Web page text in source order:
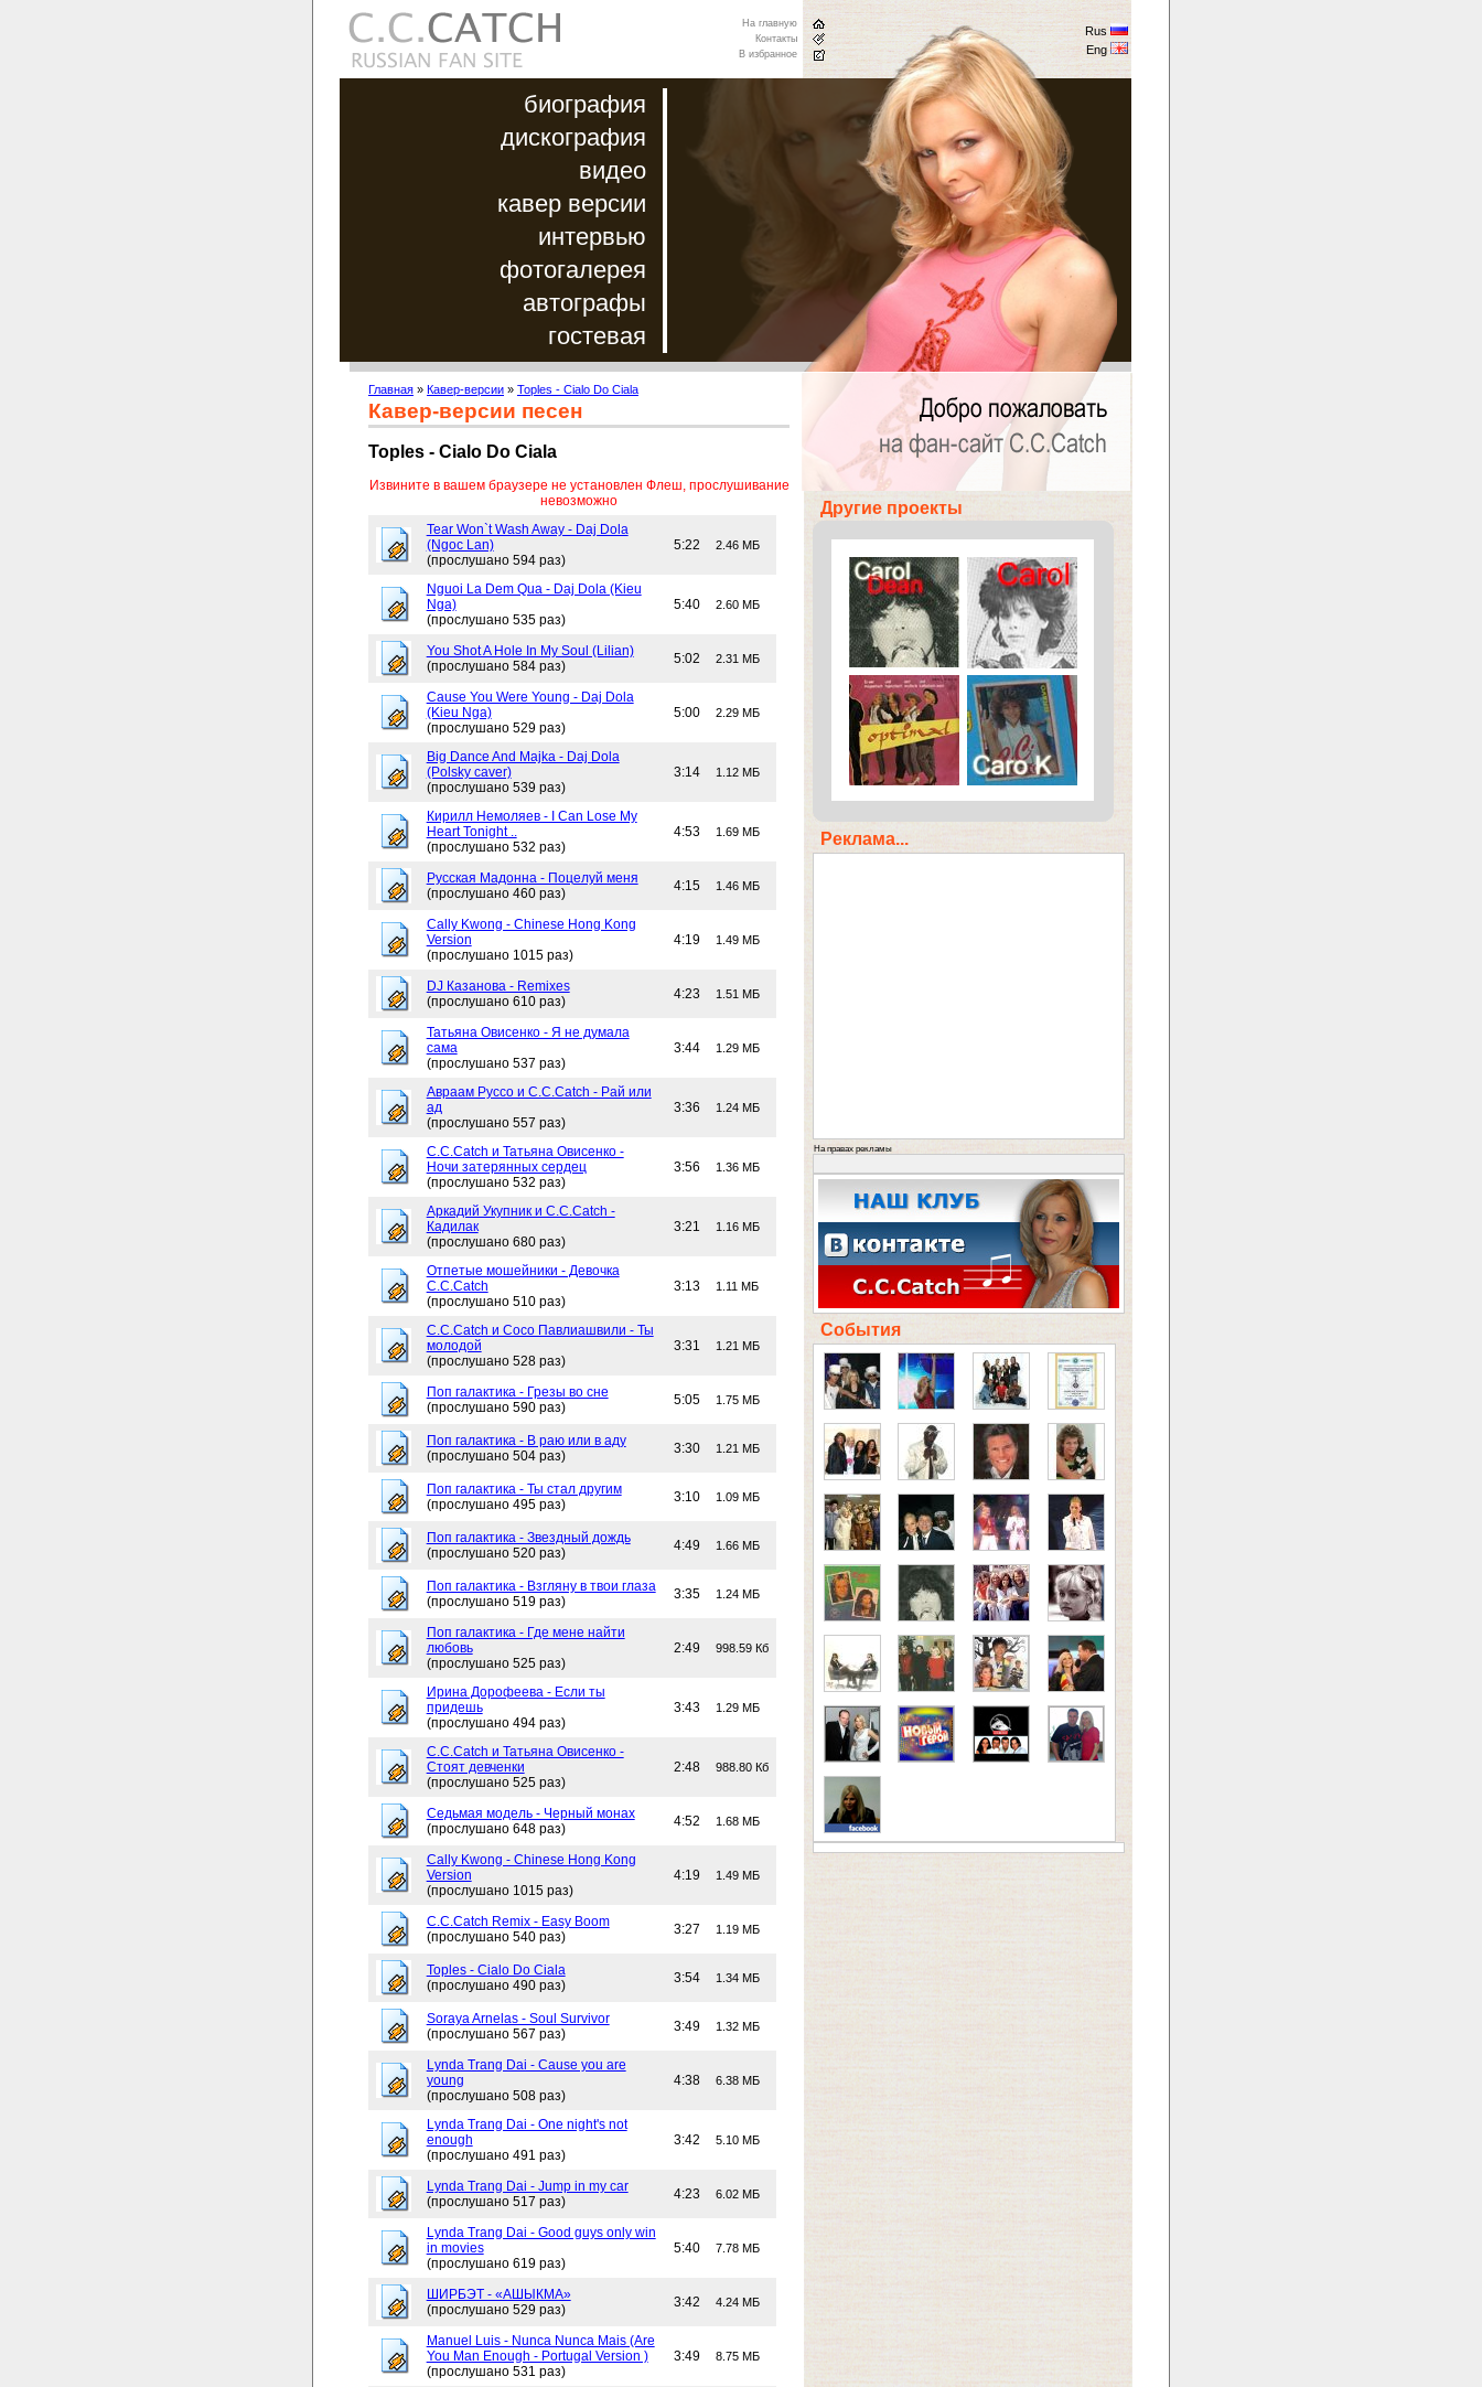
биография
дискография
видео
кавер версии
интервью
фотогалерея
автографы
гостевая
На главную
Контакты
В избранное
Rus
Eng
Главная » Кавер-версии » Toples - Cialo Do Ciala
Кавер-версии песен
Toples - Cialo Do Ciala
Извините в вашем браузере не установлен Флеш, прослушивание
невозможно
Tear Won`t Wash Away - Daj Dola
(Ngoc Lan)
(прослушано 594 раз)
5:22 2.46 МБ
Nguoi La Dem Qua - Daj Dola (Kieu
Nga)
(прослушано 535 раз)
5:40 2.60 МБ
You Shot A Hole In My Soul (Lilian)
(прослушано 584 раз)
5:02 2.31 МБ
Cause You Were Young - Daj Dola
(Kieu Nga)
(прослушано 529 раз)
5:00 2.29 МБ
Big Dance And Majka - Daj Dola
(Polsky caver)
(прослушано 539 раз)
3:14 1.12 МБ
Кирилл Немоляев - I Can Lose My
Heart Tonight ..
(прослушано 532 раз)
4:53 1.69 МБ
Русская Мадонна - Поцелуй меня
(прослушано 460 раз)
4:15 1.46 МБ
Cally Kwong - Chinese Hong Kong
Version
(прослушано 1015 раз)
4:19 1.49 МБ
DJ Казанова - Remixes
(прослушано 610 раз)
4:23 1.51 МБ
Татьяна Овисенко - Я не думала
сама
(прослушано 537 раз)
3:44 1.29 МБ
Авраам Руссо и C.C.Catch - Рай или
ад
(прослушано 557 раз)
3:36 1.24 МБ
C.C.Catch и Татьяна Овисенко -
Ночи затерянных сердец
(прослушано 532 раз)
3:56 1.36 МБ
Аркадий Укупник и C.C.Catch -
Кадилак
(прослушано 680 раз)
3:21 1.16 МБ
Отпетые мошейники - Девочка
C.C.Catch
(прослушано 510 раз)
3:13 1.11 МБ
C.C.Catch и Сосо Павлиашвили - Ты
молодой
(прослушано 528 раз)
3:31 1.21 МБ
Поп галактика - Грезы во сне
(прослушано 590 раз)
5:05 1.75 МБ
Поп галактика - В раю или в аду
(прослушано 504 раз)
3:30 1.21 МБ
Поп галактика - Ты стал другим
(прослушано 495 раз)
3:10 1.09 МБ
Поп галактика - Звездный дождь
(прослушано 520 раз)
4:49 1.66 МБ
Поп галактика - Взгляну в твои глаза
(прослушано 519 раз)
3:35 1.24 МБ
Поп галактика - Где мене найти
любовь
(прослушано 525 раз)
2:49 998.59 Кб
Ирина Дорофеева - Если ты
придешь
(прослушано 494 раз)
3:43 1.29 МБ
C.C.Catch и Татьяна Овисенко -
Стоят девченки
(прослушано 525 раз)
2:48 988.80 Кб
Седьмая модель - Черный монах
(прослушано 648 раз)
4:52 1.68 МБ
Cally Kwong - Chinese Hong Kong
Version
(прослушано 1015 раз)
4:19 1.49 МБ
C.C.Catch Remix - Easy Boom
(прослушано 540 раз)
3:27 1.19 МБ
Toples - Cialo Do Ciala
(прослушано 490 раз)
3:54 1.34 МБ
Soraya Arnelas - Soul Survivor
(прослушано 567 раз)
3:49 1.32 МБ
Lynda Trang Dai - Cause you are
young
(прослушано 508 раз)
4:38 6.38 МБ
Lynda Trang Dai - One night's not
enough
(прослушано 491 раз)
3:42 5.10 МБ
Lynda Trang Dai - Jump in my car
(прослушано 517 раз)
4:23 6.02 МБ
Lynda Trang Dai - Good guys only win
in movies
(прослушано 619 раз)
5:40 7.78 МБ
ШИРБЭТ - «АШЫКМА»
(прослушано 529 раз)
3:42 4.24 МБ
Manuel Luis - Nunca Nunca Mais (Are
You Man Enough - Portugal Version )
(прослушано 531 раз)
3:49 8.75 МБ
Другие проекты
Реклама...
На правах рекламы
События